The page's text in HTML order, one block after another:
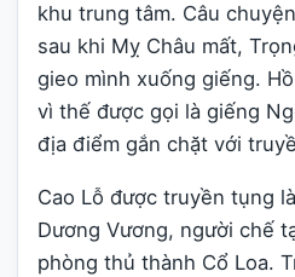
khu trung tâm. Câu
sau khi Mỵ Châu mất,
gieo mình xuống giếng.
vì thế được gọi là giếng
địa điểm gắn chặt với
Cao Lỗ được truyền tụng
Dương Vương, người chế
phòng thủ thành Cổ Loa.